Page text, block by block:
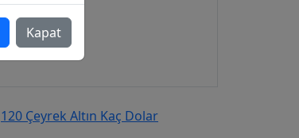
120 Çeyrek Altın Kaç Dolar
Kapat